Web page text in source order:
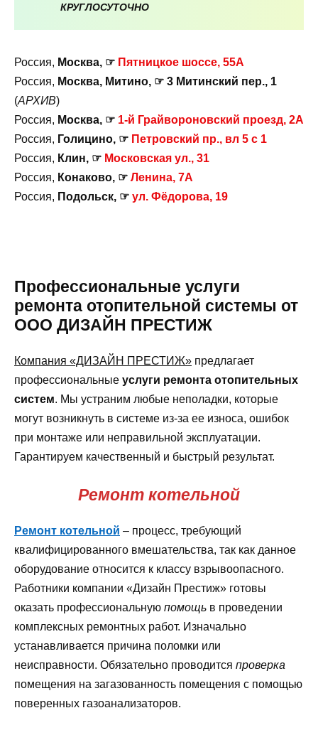
КРУГЛОСУТОЧНО
Россия, Москва, ☞ Пятницкое шоссе, 55А
Россия, Москва, Митино, ☞ 3 Митинский пер., 1
(АРХИВ)
Россия, Москва, ☞ 1-й Грайвороновский проезд, 2А
Россия, Голицино, ☞ Петровский пр., вл 5 с 1
Россия, Клин, ☞ Московская ул., 31
Россия, Конаково, ☞ Ленина, 7А
Россия, Подольск, ☞ ул. Фёдорова, 19
Профессиональные услуги
ремонта отопительной системы от
ООО ДИЗАЙН ПРЕСТИЖ
Компания «ДИЗАЙН ПРЕСТИЖ» предлагает
профессиональные услуги ремонта отопительных
систем. Мы устраним любые неполадки, которые
могут возникнуть в системе из-за ее износа, ошибок
при монтаже или неправильной эксплуатации.
Гарантируем качественный и быстрый результат.
Ремонт котельной
Ремонт котельной – процесс, требующий
квалифицированного вмешательства, так как данное
оборудование относится к классу взрывоопасного.
Работники компании «Дизайн Престиж» готовы
оказать профессиональную помощь в проведении
комплексных ремонтных работ. Изначально
устанавливается причина поломки или
неисправности. Обязательно проводится проверка
помещения на загазованность помещения с помощью
поверенных газоанализаторов.